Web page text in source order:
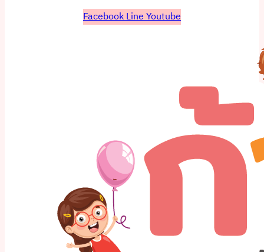
FacebookLineYoutube